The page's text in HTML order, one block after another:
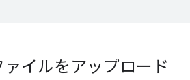
イルをアップロード